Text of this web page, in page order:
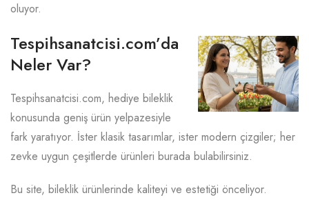
oluyor.
Tespihsanatcisi.com’da
Neler Var?
Tespihsanatcisi.com, hediye bileklik
konusunda geniş ürün yelpazesiyle
fark yaratıyor. İster klasik tasarımlar, ister modern çizgiler; her
zevke uygun çeşitlerde ürünleri burada bulabilirsiniz.
Bu site, bileklik ürünlerinde kaliteyi ve estetiği önceliyor.